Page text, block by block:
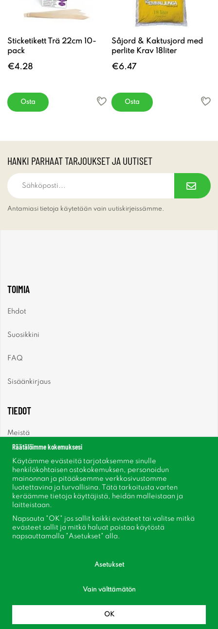
Sticketikett Trä 22cm 10-
pack
€4.28
Osta
Såjord & Kaktusjord med
perlite Krav 18liter
€6.47
Osta
HANKI PARHAAT TARJOUKSET JA UUTISET
Antamiasi tietoja käytetään vain uutiskirjeissämme.
TOIMIA
Ehdot
Suosikkini
FAQ
Sisäänkirjaus
TIEDOT
Meistä
Uutiset
Uutiskirje
Tietoja evästeistä
Inspiraatiota
Seuraa meitä Facebook
Liity asiakaskerhoomme!
Räätälöimme kokemuksesi
Käytämme evästeitä tarjotaksemme sinulle
henkilökohtaisen ostokokemuksen, personoidun
mainonnan ja pitääksemme verkkosivustomme
luotettavina ja turvallisina. Tätä tarkoitusta varten
keräämme tietoja käyttäjistä, heidän malleistaan ​​ja
laitteistaan.
Napsauta "OK" jos sallit kaikki evästeet tai valitse mitkä
evästeet sallit ja mitkä haluat poistaa käytöstä
napsauttamalla "Asetukset" alla.
Asetukset
Vain välttämätön
OK